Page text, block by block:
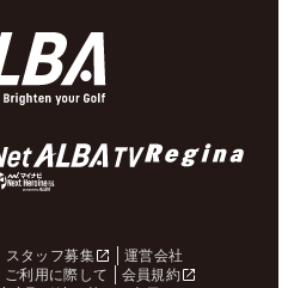
スタッフ募集
運営会社
ご利用に際して
会員規約